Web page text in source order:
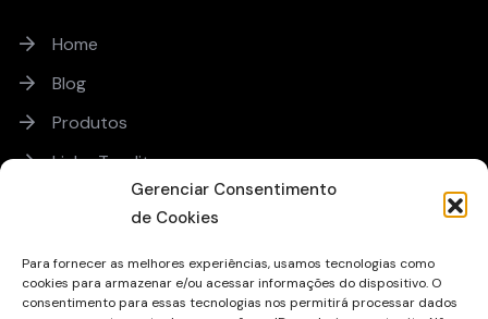
Gerenciar Consentimento
de Cookies
Para fornecer as melhores experiências, usamos tecnologias como
cookies para armazenar e/ou acessar informações do dispositivo. O
consentimento para essas tecnologias nos permitirá processar dados
Home
Blog
Produtos
Linha Teadit
Orçamento
Sobre
Trabalhe Conosco